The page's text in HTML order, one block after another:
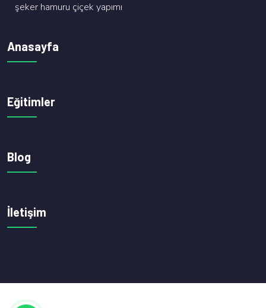
şeker hamuru çi̇çek yapimi
Anasayfa
Eğitimler
Blog
İletişim